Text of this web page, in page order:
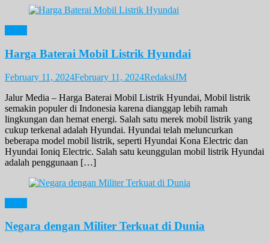
Harga Baterai Mobil Listrik Hyundai
February 11, 2024February 11, 2024RedaksiJM
Jalur Media – Harga Baterai Mobil Listrik Hyundai, Mobil listrik
semakin populer di Indonesia karena dianggap lebih ramah
lingkungan dan hemat energi. Salah satu merek mobil listrik yang
cukup terkenal adalah Hyundai. Hyundai telah meluncurkan
beberapa model mobil listrik, seperti Hyundai Kona Electric dan
Hyundai Ioniq Electric. Salah satu keunggulan mobil listrik Hyundai
adalah penggunaan […]
Negara dengan Militer Terkuat di Dunia